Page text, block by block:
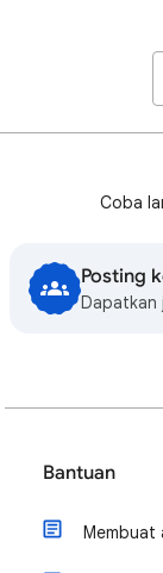
Coba
Posting
Dapatkan
Bantuan
Membuat